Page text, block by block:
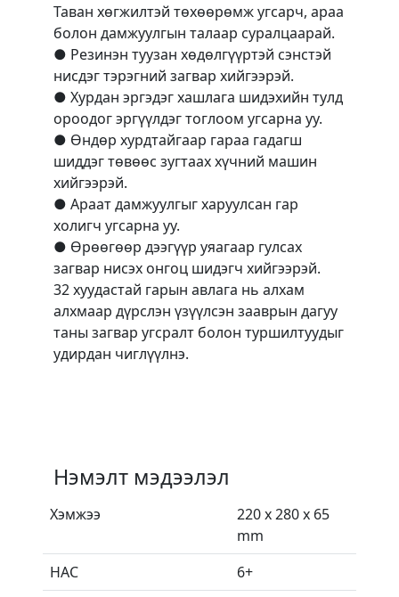
Таван хөгжилтэй төхөөрөмж угсарч, араа
болон дамжуулгын талаар суралцаарай.
● Резинэн туузан хөдөлгүүртэй сэнстэй
нисдэг тэрэгний загвар хийгээрэй.
● Хурдан эргэдэг хашлага шидэхийн тулд
ороодог эргүүлдэг тоглоом угсарна уу.
● Өндөр хурдтайгаар гараа гадагш
шиддэг төвөөс зугтаах хүчний машин
хийгээрэй.
● Араат дамжуулгыг харуулсан гар
холигч угсарна уу.
● Өрөөгөөр дээгүүр уяагаар гулсах
загвар нисэх онгоц шидэгч хийгээрэй.
32 хуудастай гарын авлага нь алхам
алхмаар дүрслэн үзүүлсэн зааврын дагуу
таны загвар угсралт болон туршилтуудыг
удирдан чиглүүлнэ.
Нэмэлт мэдээлэл
Хэмжээ
220 x 280 x 65
mm
НАС
6+